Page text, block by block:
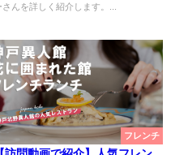
さんを詳しく紹介します。...
フレンチ